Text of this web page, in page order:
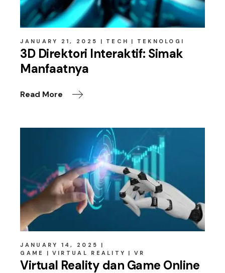
JANUARY 21, 2025 TECH TEKNOLOGI
3D Direktori Interaktif: Simak
Manfaatnya
Read More
JANUARY 14, 2025
GAME
VIRTUAL REALITY VR
Virtual Reality dan Game Online